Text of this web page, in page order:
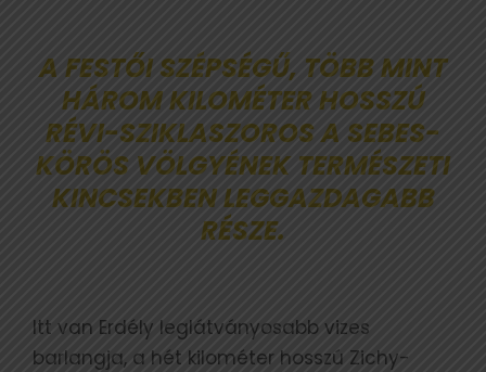
A FESTŐI SZÉPSÉGŰ, TÖBB MINT
HÁROM KILOMÉTER HOSSZÚ
RÉVI-SZIKLASZOROS A SEBES-
KÖRÖS VÖLGYÉNEK TERMÉSZETI
KINCSEKBEN LEGGAZDAGABB
RÉSZE.
Itt van Erdély leglátványosabb vizes
barlangja, a hét kilométer hosszú Zichy-